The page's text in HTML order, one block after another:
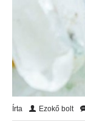
Írta Ezokő bolt